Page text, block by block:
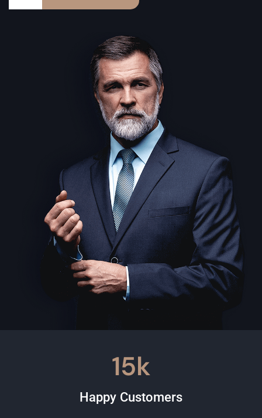
15k